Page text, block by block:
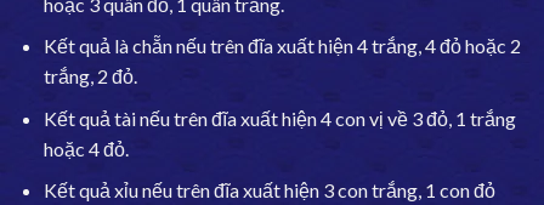
Kết quả là chẵn nếu trên đĩa xuất hiện 4 trắng, 4 đỏ hoặc 2
trắng, 2 đỏ.
Kết quả tài nếu trên đĩa xuất hiện 4 con vị về 3 đỏ, 1 trắng
hoặc 4 đỏ.
Kết quả xỉu nếu trên đĩa xuất hiện 3 con trắng, 1 con đỏ